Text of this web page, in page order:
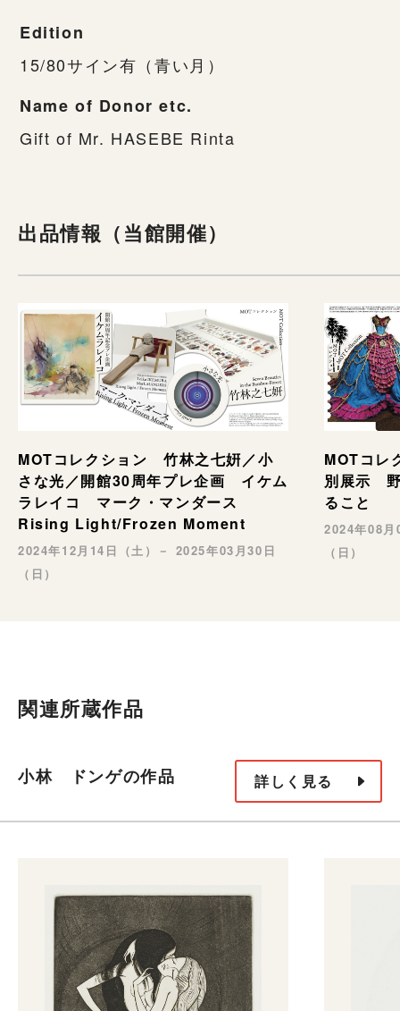
Edition
15/80サイン有（青い月）
Name of Donor etc.
Gift of Mr. HASEBE Rinta
出品情報（当館開催）
MOTコレクション 竹林之七姸／小
さな光／開館30周年プレ企画 イケム
ラレイコ マーク・マンダース
Rising Light/Frozen Moment
2024年12月14日（土）－ 2025年03月30日
（日）
MOTコレ
別展示
ること
2024年08
（日）
関連所蔵作品
小林 ドンゲの作品 詳しく見る